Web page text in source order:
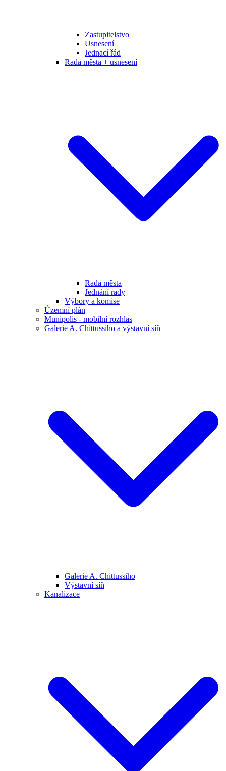
Zastupitelstvo
Usnesení
Jednací řád
Rada města + usnesení
Rada města
Jednání rady
Výbory a komise
Územní plán
Munipolis - mobilní rozhlas
Galerie A. Chittussiho a výstavní síň
Galerie A. Chittussiho
Výstavní síň
Kanalizace